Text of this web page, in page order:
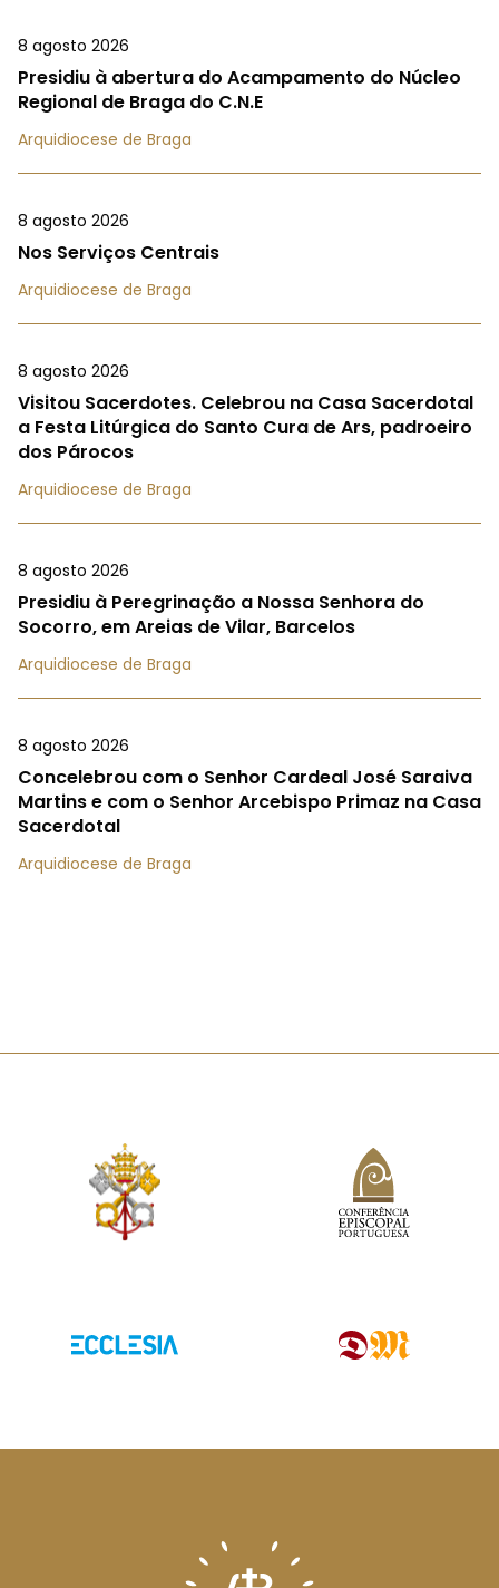
8 agosto 2026
Presidiu à abertura do Acampamento do Núcleo
Regional de Braga do C.N.E
Arquidiocese de Braga
8 agosto 2026
Nos Serviços Centrais
Arquidiocese de Braga
8 agosto 2026
Visitou Sacerdotes. Celebrou na Casa Sacerdotal
a Festa Litúrgica do Santo Cura de Ars, padroeiro
dos Párocos
Arquidiocese de Braga
8 agosto 2026
Presidiu à Peregrinação a Nossa Senhora do
Socorro, em Areias de Vilar, Barcelos
Arquidiocese de Braga
8 agosto 2026
Concelebrou com o Senhor Cardeal José Saraiva
Martins e com o Senhor Arcebispo Primaz na Casa
Sacerdotal
Arquidiocese de Braga